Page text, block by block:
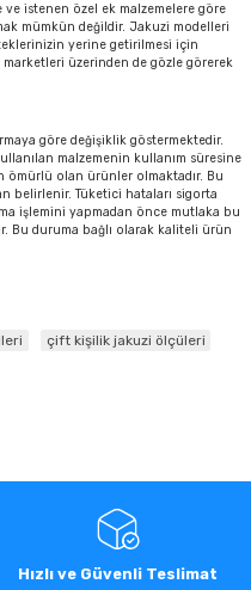
istenen özel ek malzemelere göre
mümkün değildir. Jakuzi modelleri
yerine getirilmesi için
üzerinden de gözle görerek
göre değişiklik göstermektedir.
malzemenin kullanım süresine
ömürlü olan ürünler olmaktadır. Bu
belirlenir. Tüketici hataları sigorta
işlemini yapmadan önce mutlaka bu
Bu duruma bağlı olarak kaliteli ürün
çift kişilik jakuzi ölçüleri
Hızlı ve Güvenli Teslimat